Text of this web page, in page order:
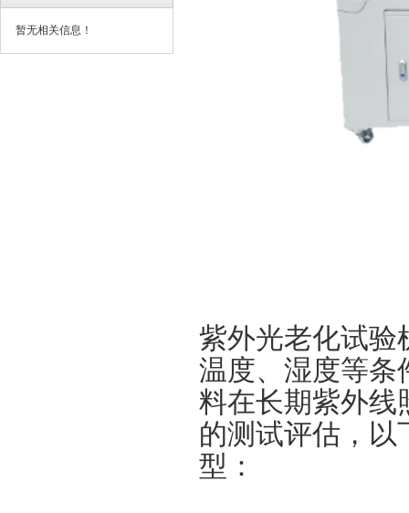
暂无相关信息！
紫外光老化试验
温度、湿度等条
料在长期紫外线
的测试评估，以
型：